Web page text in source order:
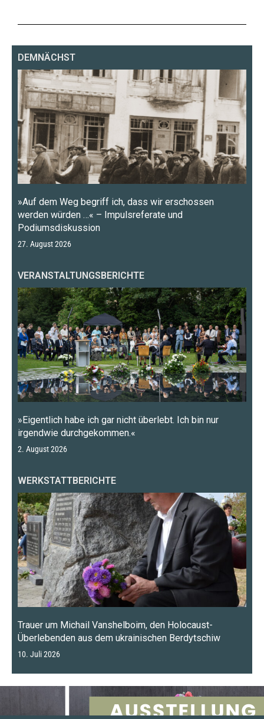
DEMNÄCHST
»Auf dem Weg begriff ich, dass wir erschossen
werden würden …« – Impulsreferate und
Podiumsdiskussion
27. August 2026
VERANSTALTUNGSBERICHTE
»Eigentlich habe ich gar nicht überlebt. Ich bin nur
irgendwie durchgekommen.«
2. August 2026
WERKSTATTBERICHTE
Trauer um Michail Vanshelboim, den Holocaust-
Überlebenden aus dem ukrainischen Berdytschiw
10. Juli 2026